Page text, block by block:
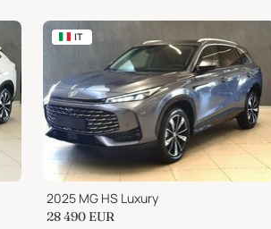
IT
2025 MG HS Luxury
28 490 EUR